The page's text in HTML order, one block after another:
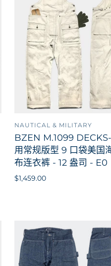
NAUTICAL & MILITARY
BZEN M.1099
用常规版型 9 口袋美国
布连衣裤 - 12 盎司 - E0
$1,459.00